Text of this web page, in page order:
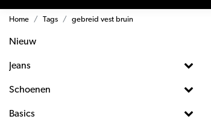
Home Tags gebreid vest bruin
Nieuw
Jeans
Schoenen
Basics